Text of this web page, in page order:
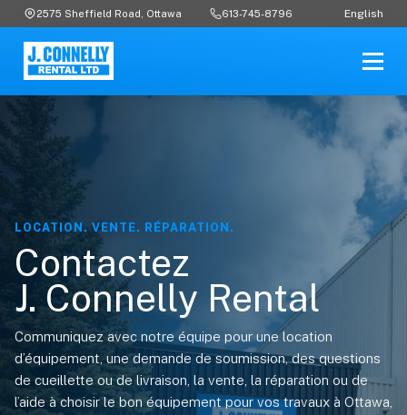
2575 Sheffield Road, Ottawa 613-745-8796 English
LOCATION. VENTE. RÉPARATION.
Contactez
J. Connelly Rental
Communiquez avec notre équipe pour une location
d’équipement, une demande de soumission, des questions
de cueillette ou de livraison, la vente, la réparation ou de
l’aide à choisir le bon équipement pour vos travaux à Ottawa,